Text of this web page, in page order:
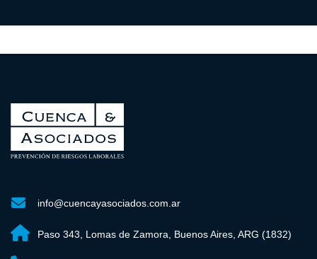
info@cuencayasociados.com.ar
Paso 343, Lomas de Zamora, Buenos Aires, ARG (1832)